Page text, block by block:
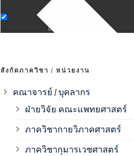
สังกัดภาควิชา / หน่วยงาน
คณาจารย์ / บุคลากร
ฝ่ายวิจัย คณะแพทยศาสตร์
ภาควิชากายวิภาคศาสตร์
ภาควิชากุมารเวชศาสตร์